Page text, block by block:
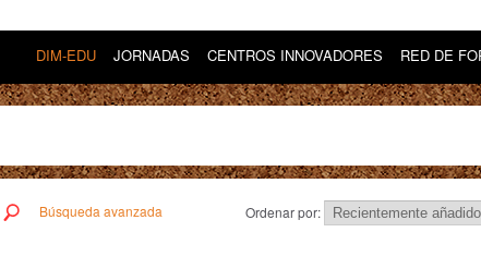
DIM-EDU JORNADAS CENTROS INNOVADORES RED DE
Búsqueda avanzada Ordenar por: